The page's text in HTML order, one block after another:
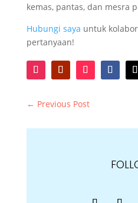
kemas, pantas, dan mesra
Hubungi saya untuk
pertanyaan!
← Previous Post